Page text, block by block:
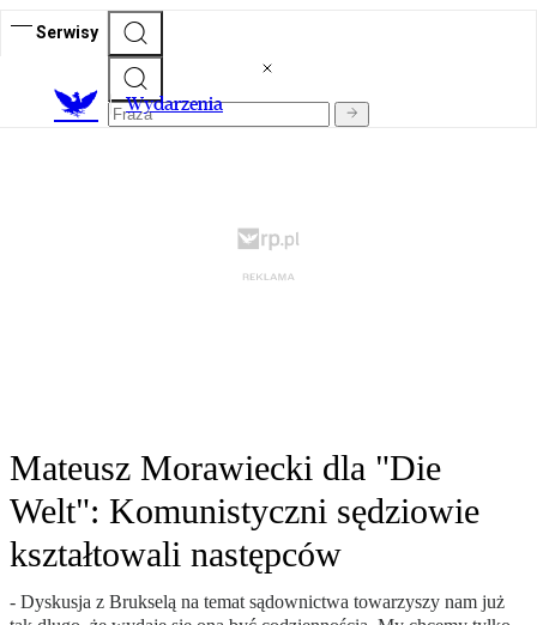
Serwisy
Wydarzenia
Mateusz Morawiecki dla "Die
Welt": Komunistyczni sędziowie
kształtowali następców
- Dyskusja z Brukselą na temat sądownictwa towarzyszy nam już